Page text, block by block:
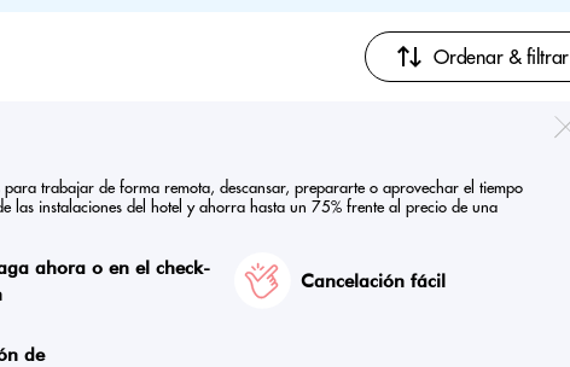
Ordenar & filtrar
para trabajar de forma remota, descansar, prepararte o aprovechar el tiempo
las instalaciones del hotel y ahorra hasta un 75% frente al precio de una
ahora o en el check-
Cancelación fácil
de